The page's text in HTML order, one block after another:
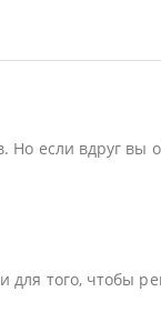
Но если вдруг вы
для того, чтобы